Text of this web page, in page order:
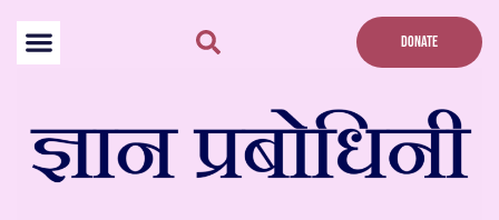
content
DONATE